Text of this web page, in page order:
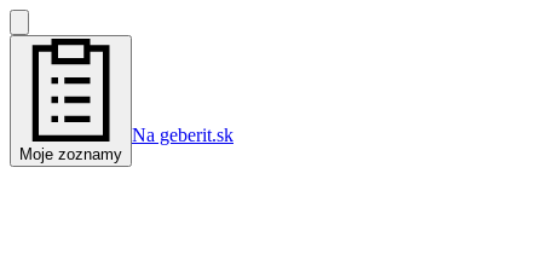
Moje zoznamy
Na geberit.sk